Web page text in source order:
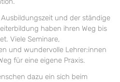
und der ständige
haben ihren Weg bis
Viele Seminare,
und wundervolle Lehrer:innen
für eine eigene Praxis.
dazu ein sich beim